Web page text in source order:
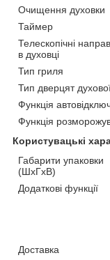
Очищення духовки
Таймер
Телескопічні
в духовці
Тип гриля
Тип дверцят
Функція
Функція
Користувацькі
Габарити упаковки
(ШхГхВ)
Додаткові функції
Доставка